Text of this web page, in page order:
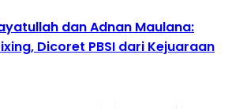
dan Adnan Maulana:
Dicoret PBSI dari Kejuaraan